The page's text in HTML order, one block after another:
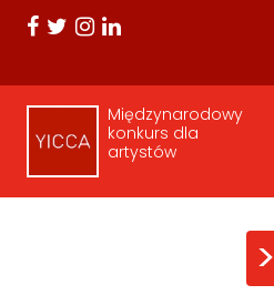
Międzynarodowy
konkurs dla
artystów
>